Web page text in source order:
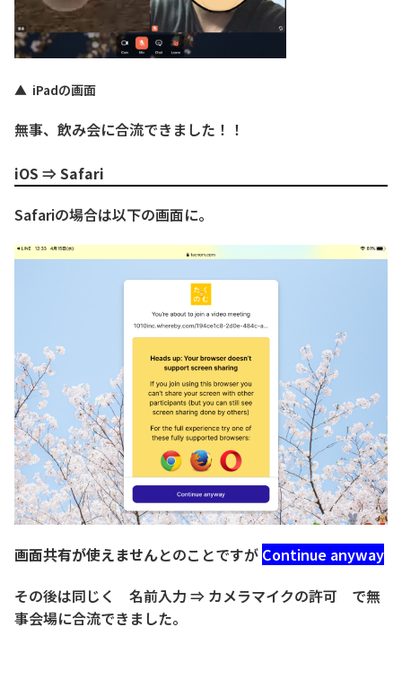
▲ iPadの画面
無事、飲み会に合流できました！！
iOS ⇒ Safari
Safariの場合は以下の画面に。
画面共有が使えませんとのことですが Continue anyway
その後は同じく 名前入力 ⇒ カメラマイクの許可 で無
事会場に合流できました。